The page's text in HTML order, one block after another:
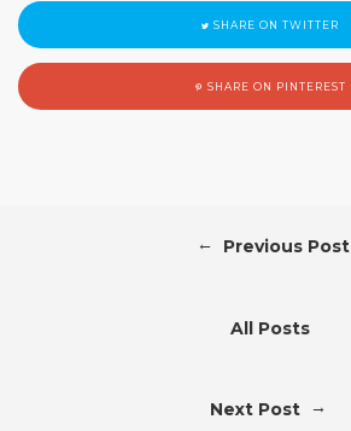
SHARE ON TWITTER
SHARE ON PINTEREST
← Previous Post
All Posts
Next Post →